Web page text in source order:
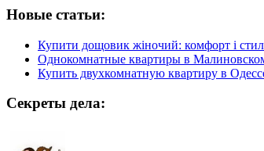
Новые статьи:
Купити дощовик жіночий: комфорт і
Однокомнатные квартиры в
Купить двухкомнатную квартиру в
Секреты дела: